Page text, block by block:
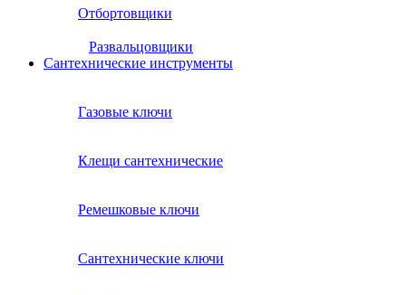
Отбортовщики
Развальцовщики
Сантехнические инcтрументы
Газовые ключи
Клещи сантехнические
Ремешковые ключи
Сантехнические ключи